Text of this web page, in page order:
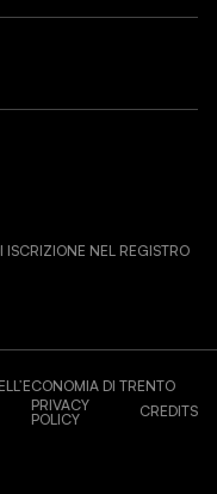
NEL REGISTRO
DI TRENTO
PRIVACY
POLICY
CREDITS